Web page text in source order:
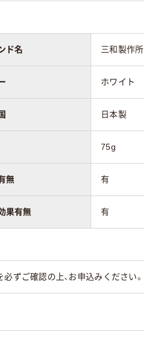
ド名 三和製作所
ホワイト
日本製
75g
無 有
果有無 有
必ずご確認の上、お申込みください。